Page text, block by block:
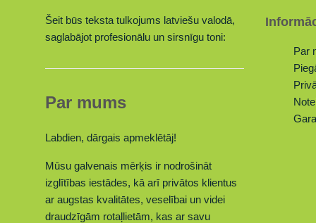
Šeit būs teksta tulkojums latviešu valodā,
saglabājot profesionālu un sirsnīgu toni:
Par mums
Labdien, dārgais apmeklētāj!
Mūsu galvenais mērķis ir nodrošināt
izglītības iestādes, kā arī privātos klientus
ar augstas kvalitātes, veselībai un videi
draudzīgām rotaļlietām, kas ar savu
Par